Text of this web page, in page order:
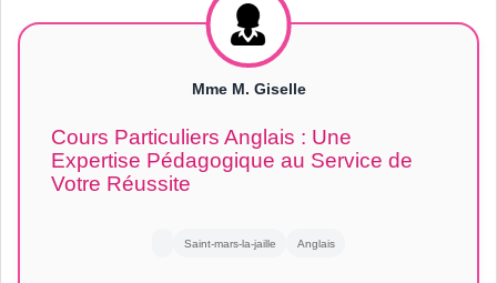
Mme M. Giselle
Cours Particuliers Anglais : Une
Expertise Pédagogique au Service de
Votre Réussite
Saint-mars-la-jaille Anglais